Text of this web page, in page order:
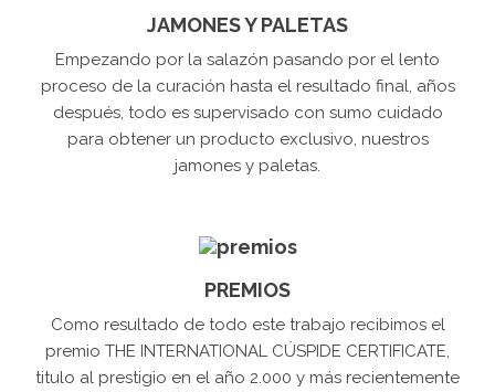
JAMONES Y PALETAS
Empezando por la salazón pasando por el lento
proceso de la curación hasta el resultado final, años
después, todo es supervisado con sumo cuidado
para obtener un producto exclusivo, nuestros
jamones y paletas.
PREMIOS
Como resultado de todo este trabajo recibimos el
premio THE INTERNATIONAL CÚSPIDE CERTIFICATE,
titulo al prestigio en el año 2.000 y más recientemente